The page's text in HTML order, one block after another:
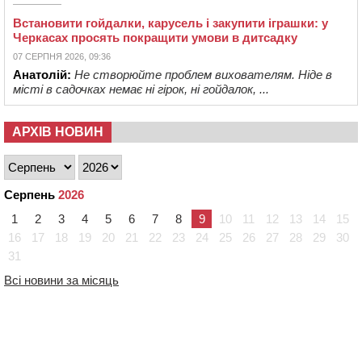
Встановити гойдалки, карусель і закупити іграшки: у
Черкасах просять покращити умови в дитсадку
07 СЕРПНЯ 2026, 09:36
Анатолій: Не створюйте проблем вихователям. Ніде в
місті в садочках немає ні гірок, ні гойдалок, ...
АРХІВ НОВИН
Серпень 2026
1
2 3 4 5 6 7 8 9 10 11 12 13 14
15
16
17 18 19 20 21 22 23 24 25 26 27 28 29
30
31
Всі новини за місяць